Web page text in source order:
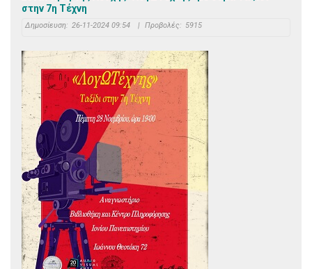
στην 7η Τέχνη
Δημοσίευση: 26-11-2024 09:54 | Προβολές: 5915